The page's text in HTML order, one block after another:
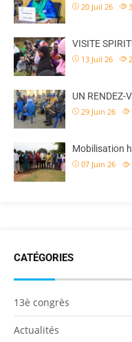
20 Juil 26
VISITE
13 Juil 26
UN RENDEZ-
29 Juin 26
Mobilisation
07 Juin 26
CATÉGORIES
13è congrès
Actualités